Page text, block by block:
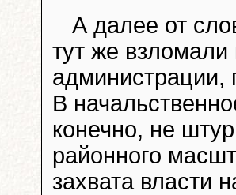
А далее от
тут же взломали
администрации,
В
конечно, не
районного
захвата власти